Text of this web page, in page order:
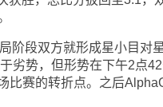
段双方就形成星小目对
劣势，但形势在下午2点
比赛的转折点。之后